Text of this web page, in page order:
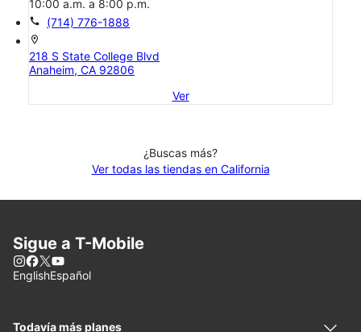
10:00 a.m. a 8:00 p.m.
call (714) 776-1888
location_on
218 S State College Blvd
Anaheim, CA 92806
Ver
¿Buscas más?
Ver todas las tiendas en California